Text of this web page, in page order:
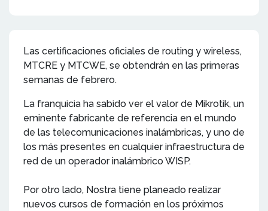
Las certificaciones oficiales de routing y wireless,
MTCRE y MTCWE, se obtendrán en las primeras
semanas de febrero.
La franquicia ha sabido ver el valor de Mikrotik, un
eminente fabricante de referencia en el mundo
de las telecomunicaciones inalámbricas, y uno de
los más presentes en cualquier infraestructura de
red de un operador inalámbrico WISP.
Por otro lado, Nostra tiene planeado realizar
nuevos cursos de formación en los próximos